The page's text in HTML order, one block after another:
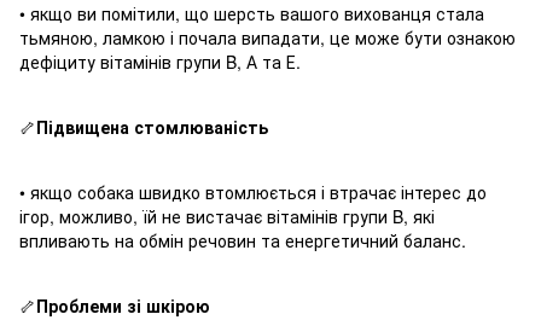
• якщо ви помітили, що шерсть вашого вихованця стала
тьмяною, ламкою і почала випадати, це може бути ознакою
дефіциту вітамінів групи B, А та Е.
🦴Підвищена стомлюваність
• якщо собака швидко втомлюється і втрачає інтерес до
ігор, можливо, їй не вистачає вітамінів групи B, які
впливають на обмін речовин та енергетичний баланс.
🦴Проблеми зі шкірою